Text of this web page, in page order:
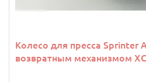
Колесо для пресса Sprinter
возвратным механизмом